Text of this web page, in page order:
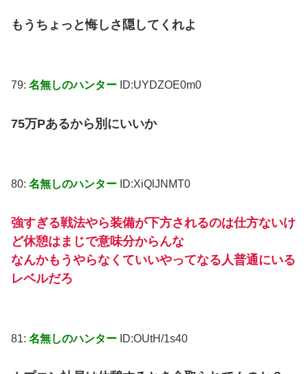
もうちょっと悔しさ隠してくれよ
79: 名無しのハンター ID:UYDZOE0m0
75万Pあるから別にいいか
80: 名無しのハンター ID:XiQlJNMT0
強すぎる戦法やら装備が下方されるのは仕方ないけ
ど休憩はまじで意味分からんな
なんかもうやらなくていいやってなる人普通にいる
レベルだろ
81: 名無しのハンター ID:OUtH/1s40